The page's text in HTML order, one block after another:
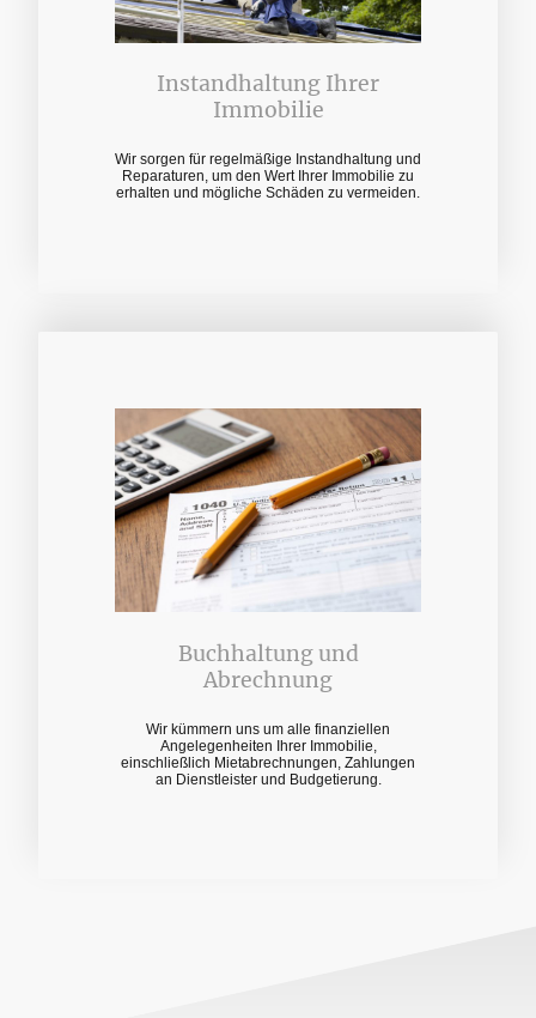
Instandhaltung Ihrer
Immobilie
Wir sorgen für regelmäßige Instandhaltung und
Reparaturen, um den Wert Ihrer Immobilie zu
erhalten und mögliche Schäden zu vermeiden.
Buchhaltung und
Abrechnung
Wir kümmern uns um alle finanziellen
Angelegenheiten Ihrer Immobilie,
einschließlich Mietabrechnungen, Zahlungen
an Dienstleister und Budgetierung.